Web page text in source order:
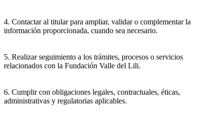
4. Contactar al titular para ampliar, validar o complementar la
información proporcionada, cuando sea necesario.
5. Realizar seguimiento a los trámites, procesos o servicios
relacionados con la Fundación Valle del Lili.
6. Cumplir con obligaciones legales, contractuales, éticas,
administrativas y regulatorias aplicables.